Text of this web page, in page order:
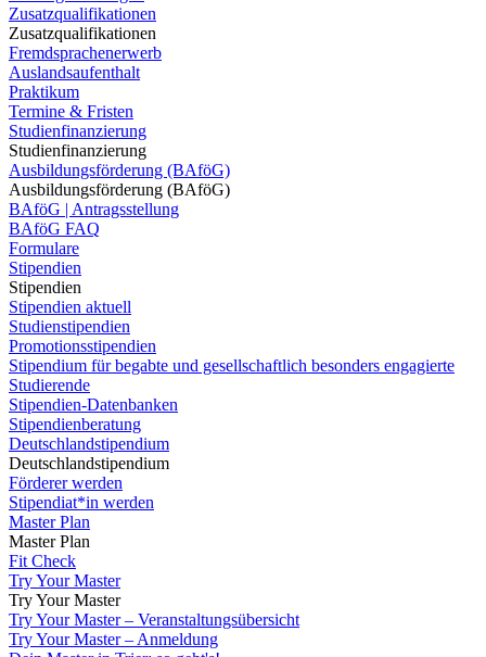
Zusatzqualifikationen
Zusatzqualifikationen
Fremdsprachenerwerb
Auslandsaufenthalt
Praktikum
Termine & Fristen
Studienfinanzierung
Studienfinanzierung
Ausbildungsförderung (BAföG)
Ausbildungsförderung (BAföG)
BAföG | Antragsstellung
BAföG FAQ
Formulare
Stipendien
Stipendien
Stipendien aktuell
Studienstipendien
Promotionsstipendien
Stipendium für begabte und gesellschaftlich besonders engagierte
Studierende
Stipendien-Datenbanken
Stipendienberatung
Deutschlandstipendium
Deutschlandstipendium
Förderer werden
Stipendiat*in werden
Master Plan
Master Plan
Fit Check
Try Your Master
Try Your Master
Try Your Master – Veranstaltungsübersicht
Try Your Master – Anmeldung